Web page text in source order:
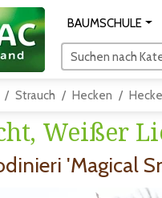
BAUMSCHULE
Suchen nach
Strauch Hecken
Weißer
'Magical